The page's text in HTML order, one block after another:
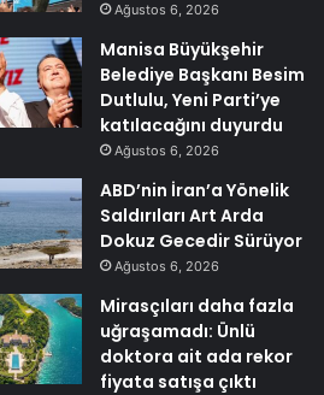
Ağustos 6, 2026
Manisa Büyükşehir
Belediye Başkanı Besim
Dutlulu, Yeni Parti’ye
katılacağını duyurdu
Ağustos 6, 2026
ABD’nin İran’a Yönelik
Saldırıları Art Arda
Dokuz Gecedir Sürüyor
Ağustos 6, 2026
Mirasçıları daha fazla
uğraşamadı: Ünlü
doktora ait ada rekor
fiyata satışa çıktı